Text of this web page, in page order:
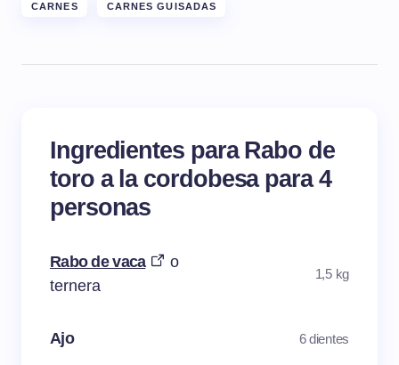
CARNES CARNES GUISADAS
Ingredientes para Rabo de
toro a la cordobesa para 4
personas
Rabo de vaca
o
ternera
1,5 kg
Ajo 6 dientes